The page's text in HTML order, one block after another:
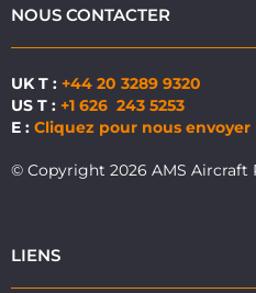
NOUS CONTACTER
UK T : +44 20 3289 9320
US T : +1 626 243 5253
E : Cliquez pour nous
© Copyright 2026 AMS Aircraft
LIENS